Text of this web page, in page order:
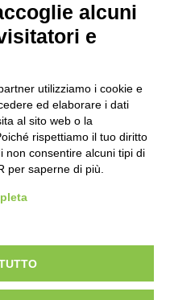
di
il
alcuni
e
utilizziamo i cookie e
ed elaborare i dati
al sito web o la
rispettiamo il tuo diritto
non consentire alcuni tipi di
per saperne di più.